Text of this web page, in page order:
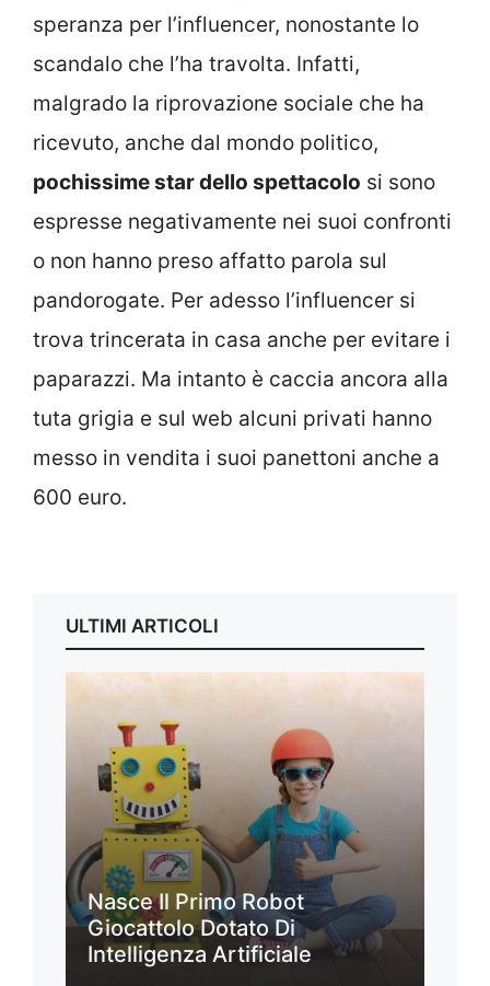
speranza per l’influencer, nonostante lo
scandalo che l’ha travolta. Infatti,
malgrado la riprovazione sociale che ha
ricevuto, anche dal mondo politico,
pochissime star dello spettacolo si sono
espresse negativamente nei suoi confronti
o non hanno preso affatto parola sul
pandorogate. Per adesso l’influencer si
trova trincerata in casa anche per evitare i
paparazzi. Ma intanto è caccia ancora alla
tuta grigia e sul web alcuni privati hanno
messo in vendita i suoi panettoni anche a
600 euro.
ULTIMI ARTICOLI
Nasce Il Primo Robot
Giocattolo Dotato Di
Intelligenza Artificiale